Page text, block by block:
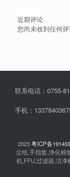
近期评论
您尚未收到任何评
联系电话：0755-
手机：
2023粤ICP备
尘纸,手指套,净化棉
机,FFU,过滤器,洁净